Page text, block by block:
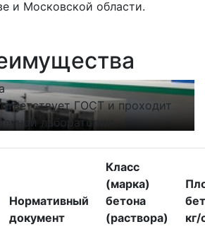
и Московской области.
ГОСТ и проходит
лаборатории.
Нормативный
документ
Класс
(марка)
бетона
(раствора)
кг/